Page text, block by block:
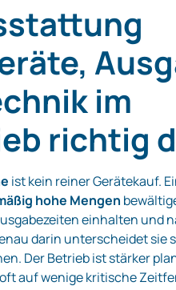
im
richtig
ist kein reiner Gerätekauf.
hohe Mengen
einhalten und
darin unterscheidet sie
Der Betrieb ist stärker
auf wenige kritische